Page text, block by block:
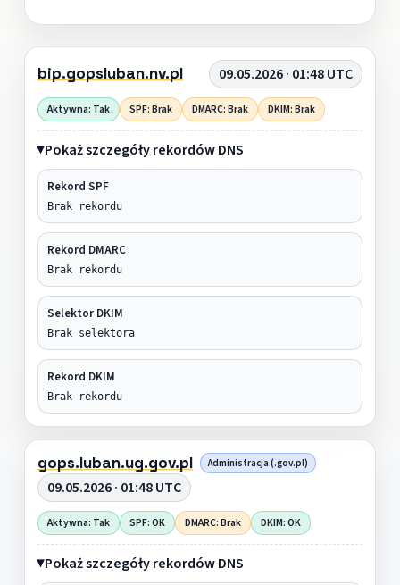
bip.gopsluban.nv.pl 09.05.2026 · 01:48 UTC
Aktywna: Tak SPF: Brak DMARC: Brak DKIM: Brak
Pokaż szczegóły rekordów DNS
Rekord SPF
Brak rekordu
Rekord DMARC
Brak rekordu
Selektor DKIM
Brak selektora
Rekord DKIM
Brak rekordu
gops.luban.ug.gov.pl Administracja (.gov.pl)
09.05.2026 · 01:48 UTC
Aktywna: Tak SPF: OK DMARC: Brak DKIM: OK
Pokaż szczegóły rekordów DNS